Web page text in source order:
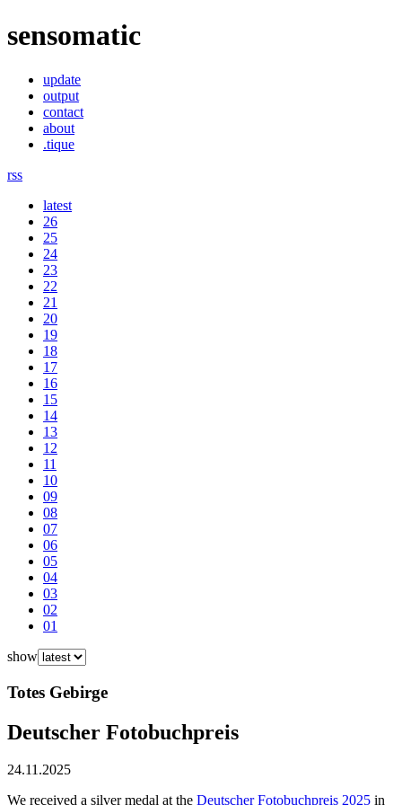
sensomatic
update
output
contact
about
.tique
rss
latest
26
25
24
23
22
21
20
19
18
17
16
15
14
13
12
11
10
09
08
07
06
05
04
03
02
01
show
Totes Gebirge
Deutscher Fotobuchpreis
24.11.2025
We received a silver medal at the Deutscher Fotobuchpreis 2025 in